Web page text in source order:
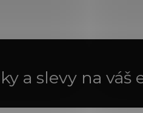
a slevy na váš